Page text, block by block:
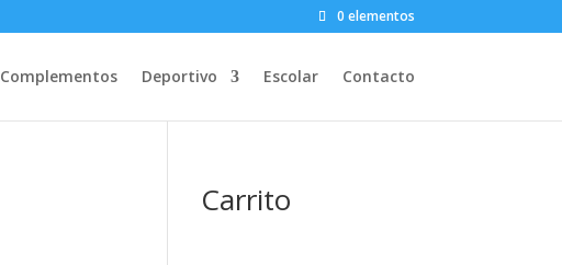
0 elementos
Complementos Deportivo Escolar Contacto
Carrito